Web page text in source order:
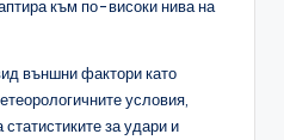
към по-високи нива на
външни фактори като
условия,
за удари и